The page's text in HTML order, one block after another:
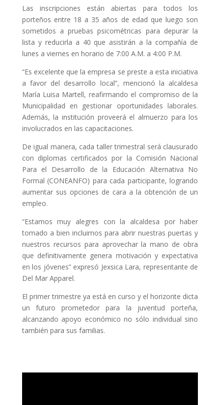
Las inscripciones están abiertas para todos los
porteños entre 18 a 35 años de edad que luego son
sometidos a pruebas psicométricas para depurar la
lista y reducirla a 40 que asistirán a la compañía de
lunes a viernes en horario de 7:00 A.M. a 4:00 P.M.
“Es excelente que la empresa se preste a esta iniciativa
a favor del desarrollo local”, mencionó la alcaldesa
María Luisa Martell, reafirmando el compromiso de la
Municipalidad en gestionar oportunidades laborales.
Además, la institución proveerá el almuerzo para los
involucrados en las capacitaciones.
De igual manera, cada taller trimestral será clausurado
con diplomas certificados por la Comisión Nacional
Para el Desarrollo de la Educación Alternativa No
Formal (CONEANFO) para cada participante, logrando
aumentar sus opciones de cara a la obtención de un
empleo.
“Estamos muy alegres con la alcaldesa por haber
tomado a bien incluirnos para abrir nuestras puertas y
nuestros recursos para aprovechar la mano de obra
que definitivamente genera motivación y expectativa
en los jóvenes” expresó Jexsica Lara, representante de
Del Mar Apparel.
El primer trimestre ya está en curso y el horizonte dicta
un futuro prometedor para la juventud porteña,
alcanzando apoyo económico no sólo individual sino
también para sus familias.